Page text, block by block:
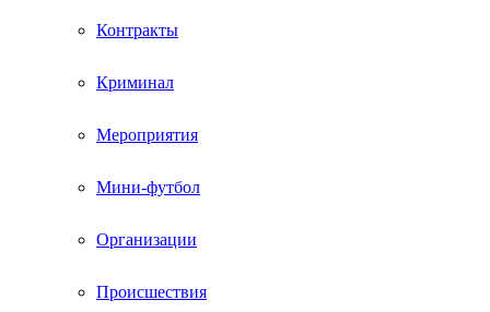
Контракты
Криминал
Мероприятия
Мини-футбол
Организации
Происшествия